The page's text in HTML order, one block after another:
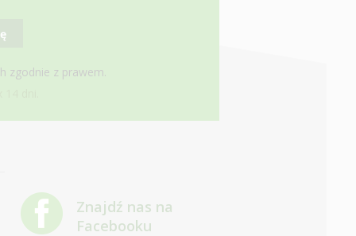
zgodnie z prawem.
Znajdź nas na
Facebooku